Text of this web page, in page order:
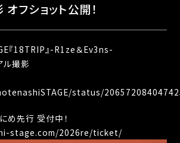
フショット公開！
『18TRIP』-R1ze＆Ev3ns-
ル撮影
status/
め先行 受付中！
stage.com/2026re/ticket/